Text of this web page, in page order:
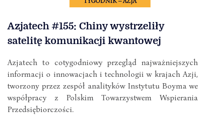
Azjatech #155: Chiny wystrzeliły
satelitę komunikacji kwantowej
Azjatech to cotygodniowy przegląd najważniejszych
informacji o innowacjach i technologii w krajach Azji,
tworzony przez zespół analityków Instytutu Boyma we
współpracy z Polskim Towarzystwem Wspierania
Przedsiębiorczości.